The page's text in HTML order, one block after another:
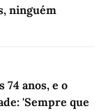
ninguém
74 anos, e o
'Sempre que